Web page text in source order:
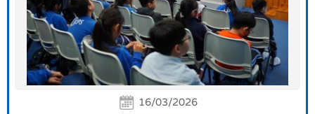
16/03/2026